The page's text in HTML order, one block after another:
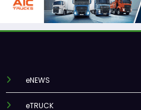
eNEWS
eTRUCK